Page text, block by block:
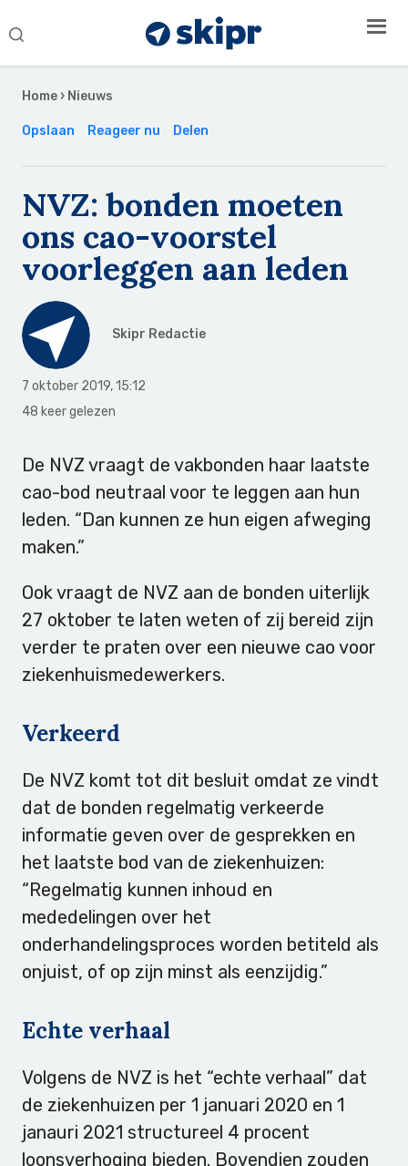
Search
Home › Nieuws
Opslaan Reageer nu Delen
NVZ: bonden moeten
ons cao-voorstel
voorleggen aan leden
Skipr Redactie
7 oktober 2019,15:12
48 keer gelezen
De NVZ vraagt de vakbonden haar laatste
cao-bod neutraal voor te leggen aan hun
leden. “Dan kunnen ze hun eigen afweging
maken.”
Ook vraagt de NVZ aan de bonden uiterlijk
27 oktober te laten weten of zij bereid zijn
verder te praten over een nieuwe cao voor
ziekenhuismedewerkers.
Verkeerd
De NVZ komt tot dit besluit omdat ze vindt
dat de bonden regelmatig verkeerde
informatie geven over de gesprekken en
het laatste bod van de ziekenhuizen:
“Regelmatig kunnen inhoud en
mededelingen over het
onderhandelingsproces worden betiteld als
onjuist, of op zijn minst als eenzijdig.”
Echte verhaal
Volgens de NVZ is het “echte verhaal” dat
de ziekenhuizen per 1 januari 2020 en 1
janauri 2021 structureel 4 procent
loonsverhoging bieden. Bovendien zouden
Sidebar